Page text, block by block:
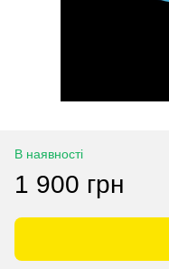
В наявності
1 900 грн